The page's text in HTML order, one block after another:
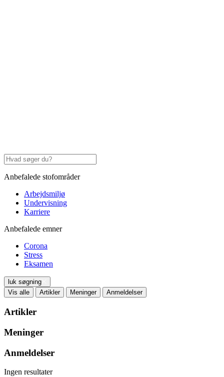
Anbefalede stofområder
Arbejdsmiljø
Undervisning
Karriere
Anbefalede emner
Corona
Stress
Eksamen
luk søgning
Vis alle
Artikler Meninger Anmeldelser
Artikler
Meninger
Anmeldelser
Ingen resultater